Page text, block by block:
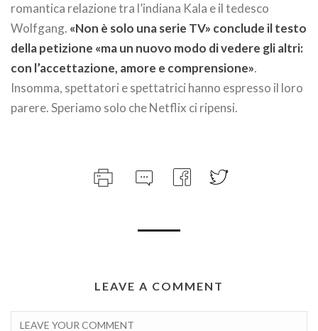
romantica relazione tra l’indiana Kala e il tedesco
Wolfgang. «Non è solo una serie TV» conclude il testo
della petizione «ma un nuovo modo di vedere gli altri:
con l’accettazione, amore e comprensione».
Insomma, spettatori e spettatrici hanno espresso il loro
parere. Speriamo solo che Netflix ci ripensi.
LEAVE A COMMENT